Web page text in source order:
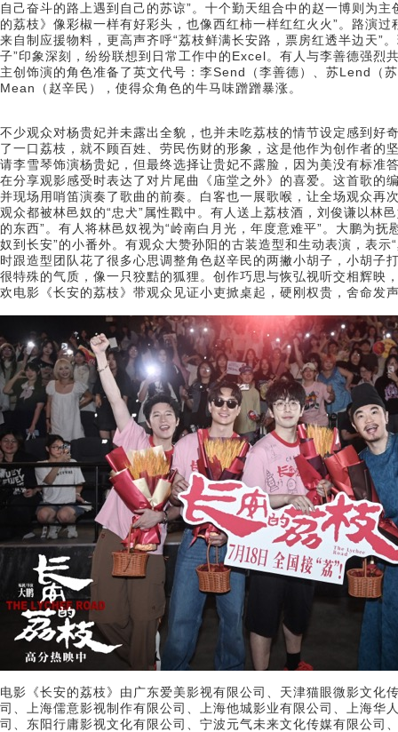
自己奋斗的路上遇到自己的苏谅”。十个勤天组合中的赵一博则为
的荔枝》像彩椒一样有好彩头，也像西红柿一样红红火火”。路演
来自制应援物料，更高声齐呼“荔枝鲜满长安路，票房红透半边天”
子”印象深刻，纷纷联想到日常工作中的Excel。有人与李善德强烈
主创饰演的角色准备了英文代号：李Send（李善德）、苏Lend（
Mean（赵辛民），使得众角色的牛马味蹭蹭暴涨。
不少观众对杨贵妃并未露出全貌，也并未吃荔枝的情节设定感到好
了一口荔枝，就不顾百姓、劳民伤财的形象，这是他作为创作者的
请李雪琴饰演杨贵妃，但最终选择让贵妃不露脸，因为美没有标准
在分享观影感受时表达了对片尾曲《庙堂之外》的喜爱。这首歌的
并现场用哨笛演奏了歌曲的前奏。白客也一展歌喉，让全场观众再
观众都被林邑奴的“忠犬”属性戳中。有人送上荔枝酒，刘俊谦以林
的东西”。有人将林邑奴视为“岭南白月光，年度意难平”。大鹏为抚
奴到长安”的小番外。有观众大赞孙阳的古装造型和生动表演，表
时跟造型团队花了很多心思调整角色赵辛民的两撇小胡子，小胡子
很特殊的气质，像一只狡黠的狐狸。创作巧思与恢弘视听交相辉映
欢电影《长安的荔枝》带观众见证小吏掀桌起，硬刚权贵，舍命发
电影《长安的荔枝》由广东爱美影视有限公司、天津猫眼微影文化
司、上海儒意影视制作有限公司、上海他城影业有限公司、上海华
司、东阳行庸影视文化有限公司、宁波元气未来文化传媒有限公司